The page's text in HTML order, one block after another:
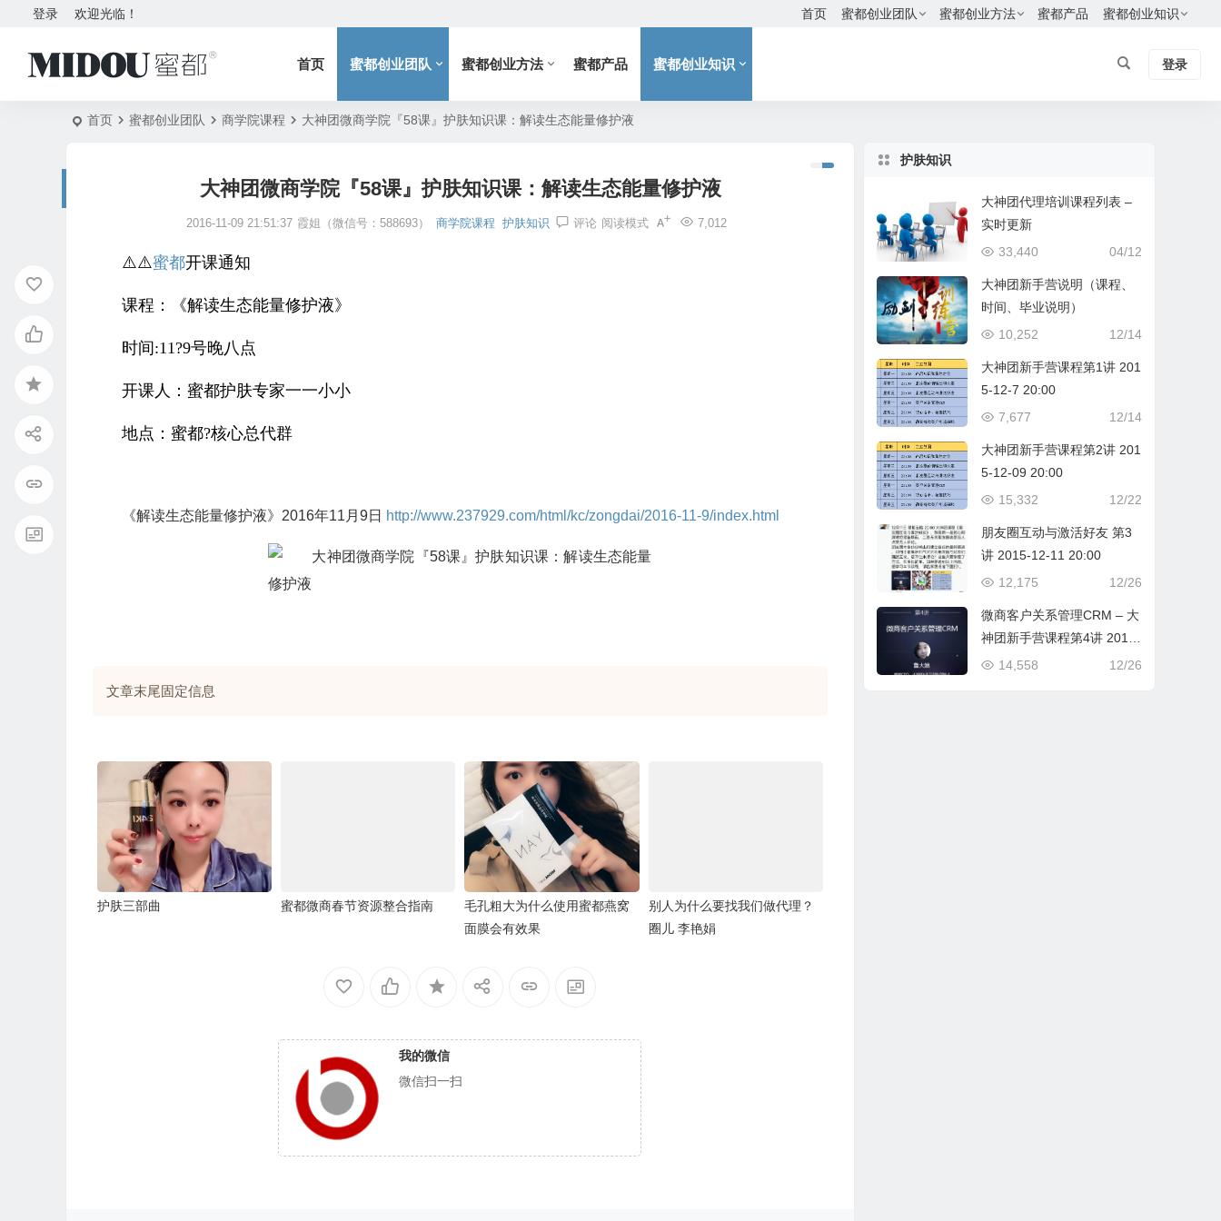
欢迎光临！
登录 首页 蜜都创业团队 蜜都创业方法 蜜都产品 蜜都创业知识
首页 蜜都创业团队 蜜都创业方法 蜜都产品 蜜都创业知识 登录
首页 蜜都创业团队 商学院课程 大神团微商学院『58课』护肤知识课：解读生态能量修护液
大神团微商学院『58课』护肤知识课：解读生态能量修护液
2016-11-09 21:51:37 霞姐（微信号：588693） 商学院课程 护肤知识 评论 7,012
阅读模式
⚠️⚠️蜜都开课通知
课程：《解读生态能量修护液》
时间:11?️9号晚八点
开课人：蜜都护肤专家一一小小
地点：蜜都?核心总代群
《解读生态能量修护液》2016年11月9日 http://www.237929.com/html/kc/zongdai/2016-11-9/index.html
文章末尾固定信息
护肤三部曲 蜜都微商春节资源整合指南
毛孔粗大为什么使用蜜都燕窝
面膜会有效果
别人为什么要找我们做代理？
圈儿 李艳娟
我的微信
微信扫一扫
护肤知识
大神团代理培训课程列表 –
实时更新
04/12
33,440
大神团新手营说明（课程、
时间、毕业说明）
12/14
10,252
大神团新手营课程第1讲 201
5-12-7 20:00
12/14
7,677
大神团新手营课程第2讲 201
5-12-09 20:00
12/22
15,332
朋友圈互动与激活好友 第3
讲 2015-12-11 20:00
12/26
12,175
微商客户关系管理CRM – 大
神团新手营课程第4讲 2015-
12-14 20:00
12/26
14,558